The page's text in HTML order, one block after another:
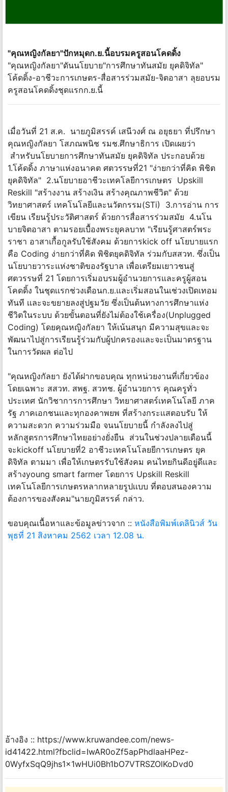
"คุณหญิงกัลยา"ปักหมุดก.ย.นี้อบรมครูสอนโคดดิ้ง
"คุณหญิงกัลยา"ดันนโยบาย"การศึกษาทันสมัย ยุคดิจิทัล"
โค้ดดิ้ง-อาชีวะการเกษตร-สื่อสารร่วมสมัย-จิตอาสา ลุยอบรม
ครูสอนโคดดิ้งชุดแรกก.ย.นี้
เมื่อวันที่ 21 ส.ค. นายภูมิสรรค์ เสนีวงศ์ ณ อยุธยา ที่ปรึกษา
คุณหญิงกัลยา โสภณพนิช รมช.ศึกษาธิการ เปิดเผยว่า
สำหรับนโยบายการศึกษาทันสมัย ยุคดิจิทัล ประกอบด้วย
1.โค้ดดิ้ง ภาษาเเห่งอนาคต ศตวรรษที่21 "ง่ายกว่าที่คิด พิชิต
ยุคดิจิทัล" 2.นโยบายอาชีวะเทคโลยีการเกษตร Upskill
Reskill "สร้างงาน สร้างเงิน สร้างคุณภาพชีวิต" ด้วย
วิทยาศาสตร์ เทคโนโลยีและนวัตกรรม(STi) 3.การอ่าน การ
เขียน เรียนรู้ประวัติศาสตร์ ด้วยการสื่อสารร่วมสมัย 4.นโน
บายจิตอาสา ตามรอยเบื้องพระยุคลบาท "เรียนรู้ศาสตร์พระ
ราชา อาสาเกื้อกูลรับใช้สังคม ด้วยการkick off นโยบายแรก
คือ Coding ง่ายกว่าที่คิด พิชิตยุคดิจิทัล ร่วมกับสสวท. ซึ่งเป็น
นโยบายวาระแห่งชาติของรัฐบาล เพื่อเตรียมเยาวชนสู่
ศตวรรษที่ 21 โดยการเริ่มอบรมผู้อำนวยการและครูผู้สอน
โคดดิ้ง ในชุดเเรกช่วงเดือนก.ย.และเริ่มสอนในเช่วงเปิดเทอม
ทันที เเละจะขยายลงสู่ปฐมวัย ซึ่งเป็นต้นทางการศึกษาแห่ง
ชีวิตในระบบ ด้วยขั้นตอนที่ยังไม่ต้องใช้เครื่อง(Unplugged
Coding) โดยคุณหญิงกัลยา ให้เน้นสนุก มีความสุขและจะ
พัฒนาไปสู่การเรียนรู้ร่วมกับผู้ปกครองและจะเป็นมาตรฐาน
ในการวัดผล ต่อไป
"คุณหญิงกัลยา ยังได้ฝากขอบคุณ ทุกหน่วยงานที่เกี่ยวข้อง
โดยเฉพาะ สสวท. สพฐ. สวทช. ผู้อำนวยการ คุณครูทั่ว
ประเทศ นักวิชาการการศึกษา วิทยาศาสตร์เทคโนโลยี ภาค
รัฐ ภาคเอกชนและทุกองคาพยพ ที่สร้างกระเเสตอบรับ ให้
ความสะดวก ความร่วมมือ จนนโยบายนี้ กำลังลงไปสู่
หลักสูตรการศึกษาไทยอย่างยั่งยืน ส่วนในช่วงปลายเดือนนี้
จะkickoff นโยบายที่2 อาชีวะเทคโนโลยยีการเกษตร ยุค
ดิจิทัล ตามมา เพื่อให้เกษตรรับใช้สังคม คนไทยกินดีอยู่ดีและ
สร้างyoung smart farmer โดยการ Upskill Reskill
เทคโนโลยีการเกษตรหลากหลายรูปเเบบ ที่ตอบสนองความ
ต้องการของสังคม"นายภูมิสรรค์ กล่าว.
ขอบคุณเนื้อหาและข้อมูลข่าวจาก :: หนังสือพิมพ์เดลินิวส์ วัน
พุธที่ 21 สิงหาคม 2562 เวลา 12.08 น.
อ้างอิง :: https://www.kruwandee.com/news-
id41422.html?fbclid=IwAR0oZf5apPhdlaaHPez-
0WyfxSqQ9jhs1x1wHUi0Bh1bO7VTRSZOlKoDvd0